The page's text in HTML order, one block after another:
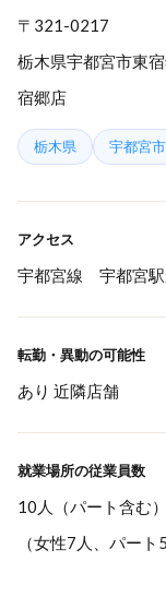
〒321-0217
栃木県宇都宮市東
宿郷店
栃木県 宇都宮市
アクセス
宇都宮線 宇都宮駅
転勤・異動の可能性
あり 近隣店舗
就業場所の従業員数
10人（パート含む）
（女性7人、パート5